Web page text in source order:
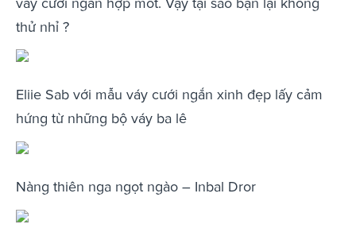
thử nhỉ ?
Eliie Sab với mẫu váy cưới ngắn xinh đẹp lấy cảm
hứng từ những bộ váy ba lê
Nàng thiên nga ngọt ngào – Inbal Dror